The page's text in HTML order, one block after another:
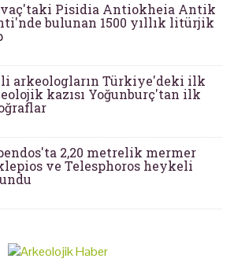
Pisidia Antiokheia Antik
bulunan 1500 yıllık litürjik
arkeologların Türkiye'deki ilk
kazısı Yoğunburç'tan ilk
2,20 metrelik mermer
ve Telesphoros heykeli